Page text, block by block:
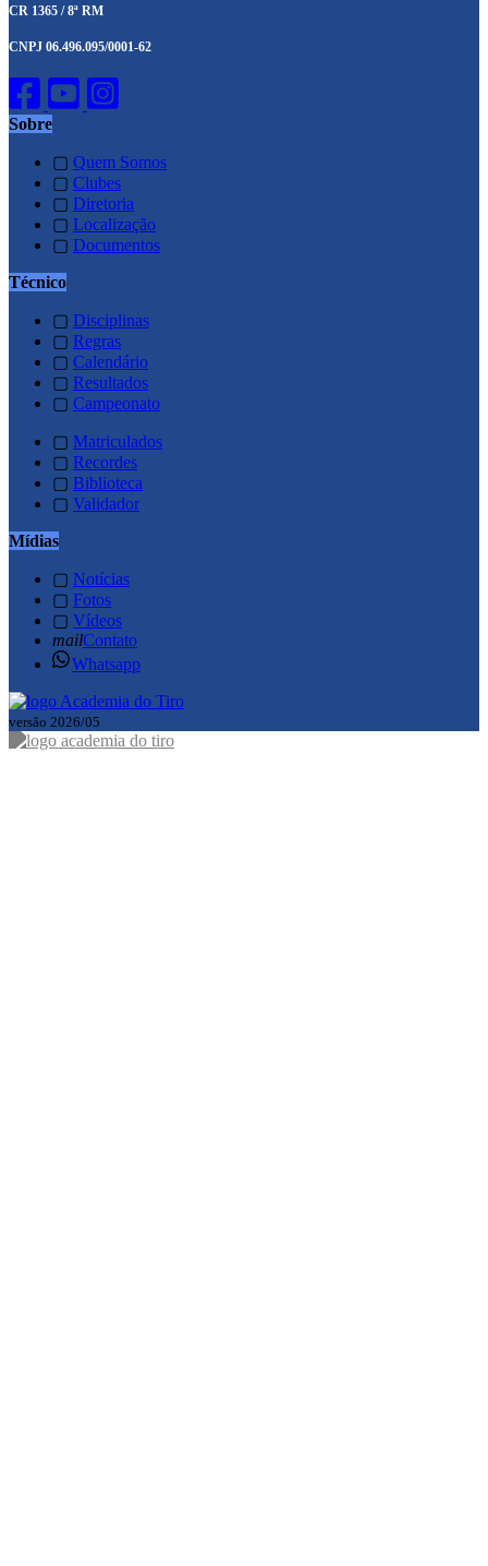
CR 1365 / 8ª RM
CNPJ 06.496.095/0001-62
Sobre
▢ Quem Somos
▢ Clubes
▢ Diretoria
▢ Localização
▢ Documentos
Técnico
▢ Disciplinas
▢ Regras
▢ Calendário
▢ Resultados
▢ Campeonato
▢ Matriculados
▢ Recordes
▢ Biblioteca
▢ Validador
Mídias
▢ Notícias
▢ Fotos
▢ Vídeos
mailContato
Whatsapp
versão 2026/05